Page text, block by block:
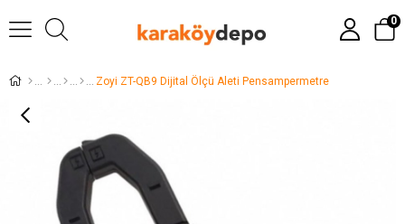
0
Zoyi ZT-QB9 Dijital Ölçü Aleti Pensampermetre